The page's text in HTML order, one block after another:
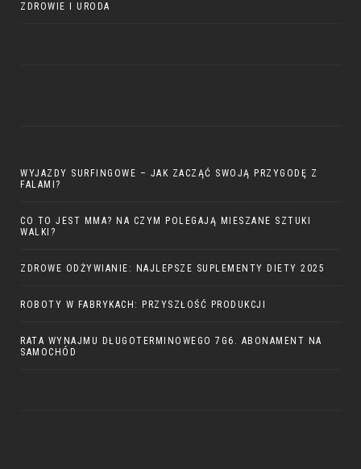
ZDROWIE I URODA
WYJAZDY SURFINGOWE – JAK ZACZĄĆ SWOJĄ PRZYGODĘ Z
FALAMI?
CO TO JEST MMA? NA CZYM POLEGAJĄ MIESZANE SZTUKI
WALKI?
ZDROWE ODŻYWIANIE: NAJLEPSZE SUPLEMENTY DIETY 2025
ROBOTY W FABRYKACH: PRZYSZŁOŚĆ PRODUKCJI
RATA WYNAJMU DŁUGOTERMINOWEGO 7G6. ABONAMENT NA
SAMOCHÓD